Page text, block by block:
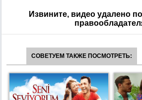
Извините, видео удалено
СОВЕТУЕМ ТАКЖЕ ПОСМОТРЕТЬ: